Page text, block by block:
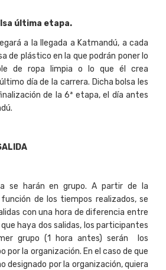
última etapa.
a la llegada a Katmandú, a cada
de plástico en la que podrán poner lo
de ropa limpia o lo que él crea
día de la carrera. Dicha bolsa les
de la 6ª etapa, el día antes
se harán en grupo. A partir de la
de los tiempos realizados, se
con una hora de diferencia entre
haya dos salidas, los participantes
grupo (1 hora antes) serán los
por la organización. En el caso de que
designado por la organización, quiera